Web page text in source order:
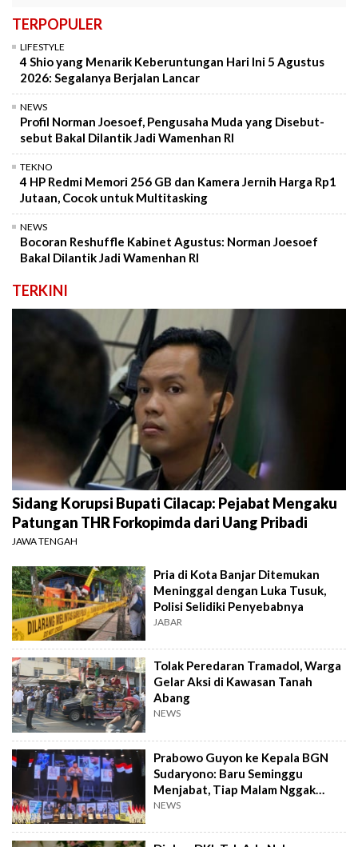
TERPOPULER
LIFESTYLE
4 Shio yang Menarik Keberuntungan Hari Ini 5 Agustus
2026: Segalanya Berjalan Lancar
NEWS
Profil Norman Joesoef, Pengusaha Muda yang Disebut-
sebut Bakal Dilantik Jadi Wamenhan RI
TEKNO
4 HP Redmi Memori 256 GB dan Kamera Jernih Harga Rp1
Jutaan, Cocok untuk Multitasking
NEWS
Bocoran Reshuffle Kabinet Agustus: Norman Joesoef
Bakal Dilantik Jadi Wamenhan RI
TERKINI
Sidang Korupsi Bupati Cilacap: Pejabat Mengaku
Patungan THR Forkopimda dari Uang Pribadi
JAWA TENGAH
Pria di Kota Banjar Ditemukan
Meninggal dengan Luka Tusuk,
Polisi Selidiki Penyebabnya
JABAR
Tolak Peredaran Tramadol, Warga
Gelar Aksi di Kawasan Tanah
Abang
NEWS
Prabowo Guyon ke Kepala BGN
Sudaryono: Baru Seminggu
Menjabat, Tiap Malam Nggak
Tidur
NEWS